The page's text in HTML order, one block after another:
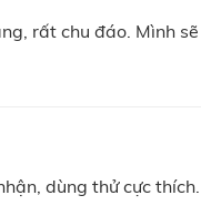
rất chu đáo. Mình
dùng thử cực